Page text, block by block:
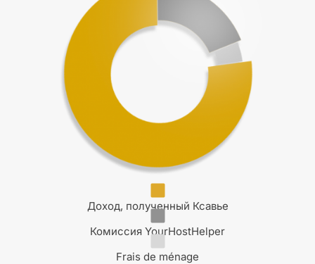
Доход, полученный Ксавье
Комиссия YourHostHelper
Frais de ménage